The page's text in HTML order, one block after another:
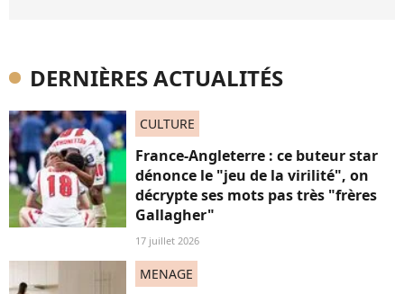
DERNIÈRES ACTUALITÉS
CULTURE
France-Angleterre : ce buteur star
dénonce le "jeu de la virilité", on
décrypte ses mots pas très "frères
Gallagher"
17 juillet 2026
MENAGE